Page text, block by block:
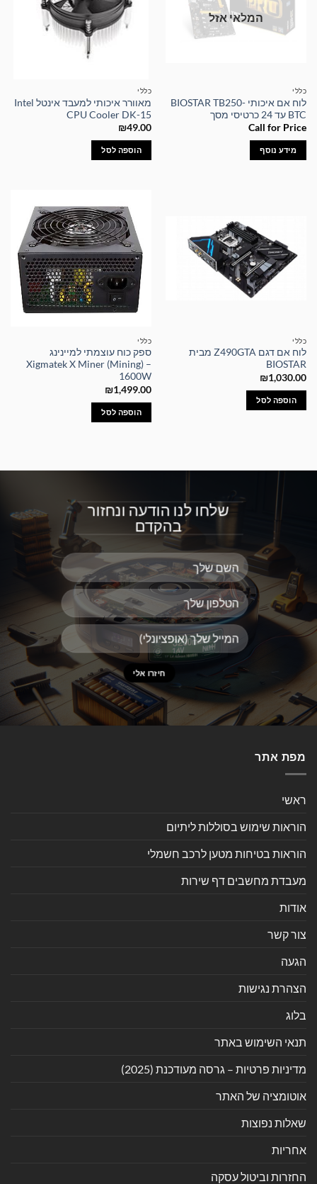
המלאי אזל
כללי
לוח אם איכותי BIOSTAR TB250-
BTC עד 24 כרטיסי מסך
Call for Price
מידע נוסף
כללי
מאוורר איכותי למעבד אינטל Intel
CPU Cooler DK-15
₪49.00
הוספה לסל
כללי
לוח אם דגם Z490GTA מבית
BIOSTAR
₪1,030.00
הוספה לסל
כללי
ספק כוח עוצמתי למיינינג
Xigmatek X Miner (Mining) –
1600W
₪1,499.00
הוספה לסל
שלחו לנו הודעה ונחזור
בהקדם
מפת אתר
ראשי
הוראות שימוש בסוללות ליתיום
הוראות בטיחות מטען לרכב חשמלי
מעבדת מחשבים דף שירות
אודות
צור קשר
הגעה
הצהרת נגישות
בלוג
תנאי השימוש באתר
מדיניות פרטיות – גרסה מעודכנת (2025)
אוטומציה של האתר
שאלות נפוצות
אחריות
החזרות וביטול עסקה